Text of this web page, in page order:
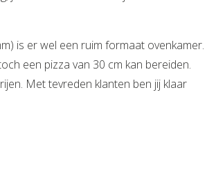
is er wel een ruim formaat ovenkamer.
een pizza van 30 cm kan bereiden.
Met tevreden klanten ben jij klaar